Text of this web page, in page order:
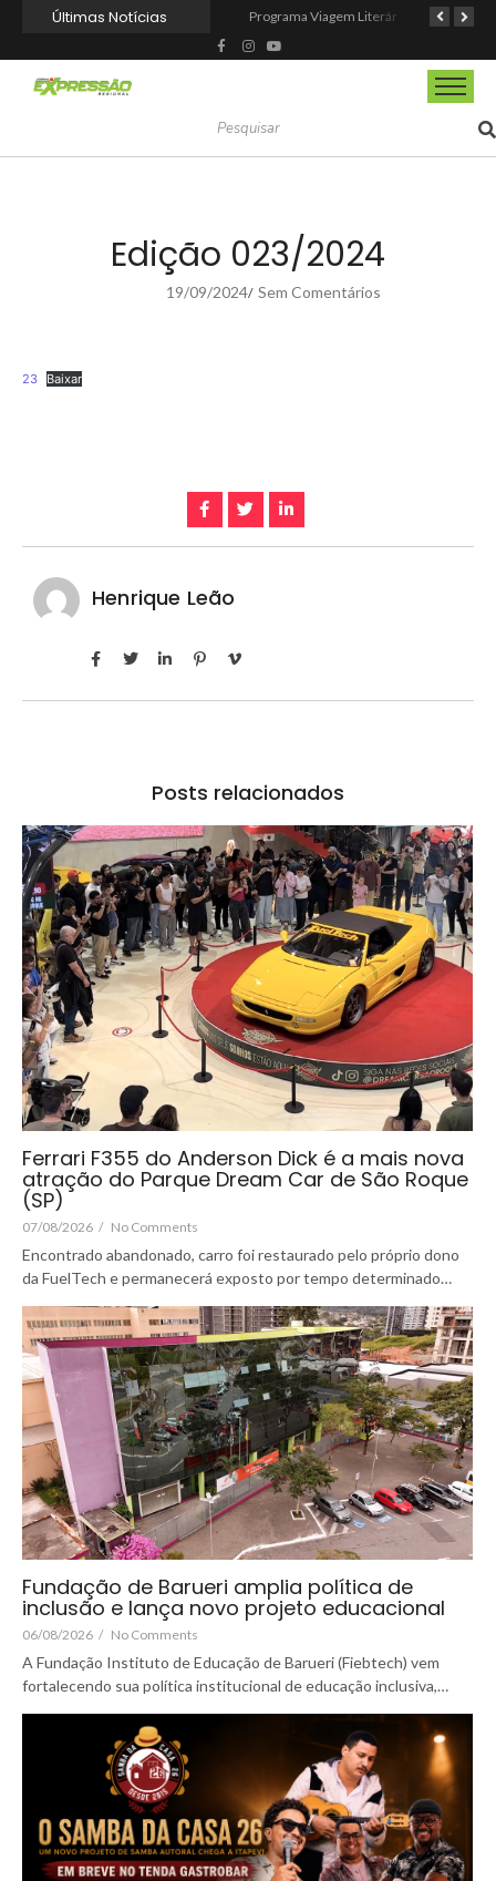
Últimas Notícias
Edição 023/2024
19/09/2024/ Sem Comentários
23 Baixar
Henrique Leão
Posts relacionados
Ferrari F355 do Anderson Dick é a mais nova
atração do Parque Dream Car de São Roque
(SP)
07/08/2026 / No Comments
Encontrado abandonado, carro foi restaurado pelo próprio dono
da FuelTech e permanecerá exposto por tempo determinado…
Fundação de Barueri amplia política de
inclusão e lança novo projeto educacional
06/08/2026 / No Comments
A Fundação Instituto de Educação de Barueri (Fiebtech) vem
fortalecendo sua política institucional de educação inclusiva,…